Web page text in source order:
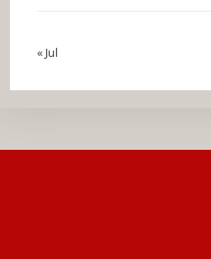
« Jul